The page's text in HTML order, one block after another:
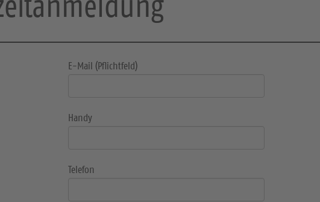
E-Mail (Pflichtfeld)
Handy
Telefon